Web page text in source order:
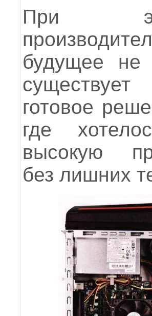
При
будущее не
готовое
где
высокую
без лишних